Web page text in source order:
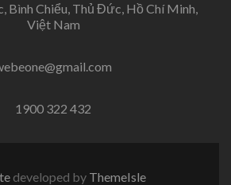
Bình Chiểu, Thủ Đức, Hồ Chí Minh,
Việt Nam
1900 322 432
developed by ThemeIsle